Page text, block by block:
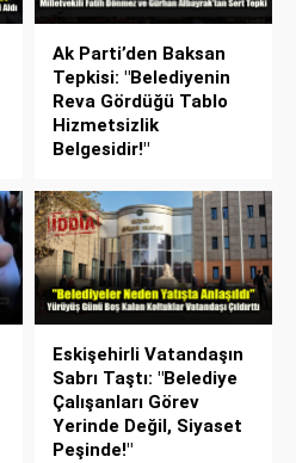
Ak Parti’den Baksan
Tepkisi: "Belediyenin
Reva Gördüğü Tablo
Hizmetsizlik
Belgesidir!"
Eskişehirli Vatandaşın
Sabrı Taştı: "Belediye
Çalışanları Görev
Yerinde Değil, Siyaset
Peşinde!"